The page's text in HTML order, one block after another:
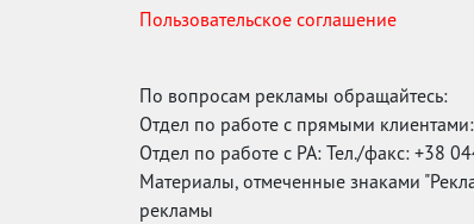
Пользовательское соглашение
По вопросам рекламы обращайтесь:
Отдел по работе с прямыми клиентами:
Отдел по работе с РА: Тел./факс: +38
Материалы, отмеченные знаками
рекламы